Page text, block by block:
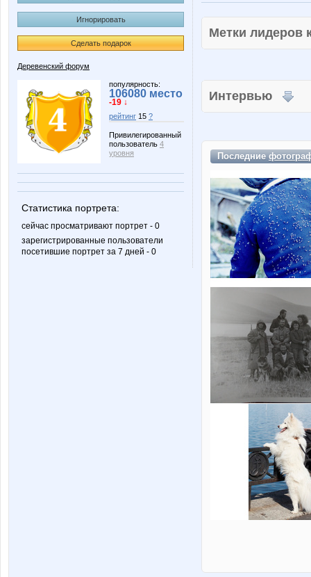
Игнорировать
Сделать подарок
Деревенский форум
популярность:
106080 место
-19 ↓
рейтинг 15 ?
Привилегированный
пользователь 4
уровня
Статистика портрета:
сейчас просматривают портрет - 0
зарегистрированные пользователи
посетившие портрет за 7 дней - 0
Метки
Интервью
Последние